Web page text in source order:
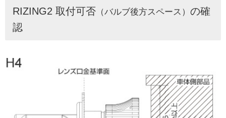
RIZING2 取付可否 （バルブ後方スペース） の確
認